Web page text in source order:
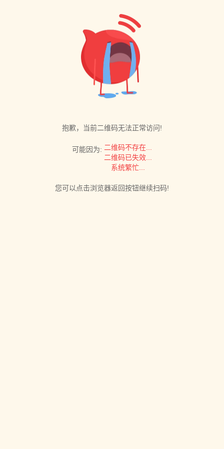
抱歉，当前二维码无法正常访问!
可能因为: 二维码不存在...
二维码已失效...
系统繁忙...
您可以点击浏览器返回按钮继续扫码!